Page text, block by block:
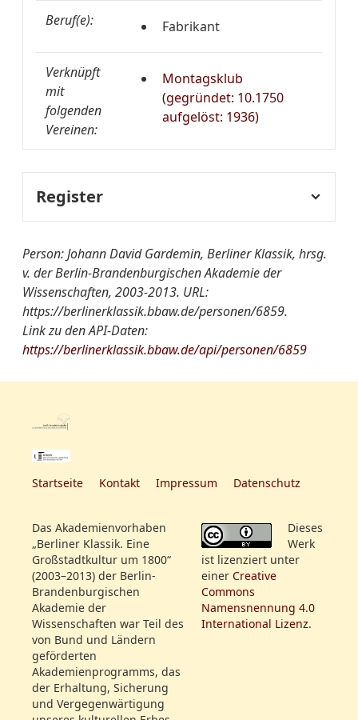
Beruf(e): Fabrikant
Verknüpft
mit
folgenden
Vereinen:
Montagsklub
(gegründet: 10.1750
aufgelöst: 1936)
Register
Wirtschaft
Gruppen/Vereinigungen-
Register:
Montagsclub
Person: Johann David Gardemin, Berliner Klassik, hrsg.
v. der Berlin-Brandenburgischen Akademie der
Wissenschaften, 2003-2013. URL:
https://berlinerklassik.bbaw.de/personen/6859.
Link zu den API-Daten:
https://berlinerklassik.bbaw.de/api/personen/6859
Startseite Kontakt Impressum Datenschutz
Das Akademienvorhaben
„Berliner Klassik. Eine
Großstadtkultur um 1800“
(2003–2013) der Berlin-
Brandenburgischen
Akademie der
Wissenschaften war Teil des
von Bund und Ländern
geförderten
Akademienprogramms, das
der Erhaltung, Sicherung
und Vergegenwärtigung
Dieses
Werk
ist lizenziert unter
einer Creative
Commons
Namensnennung 4.0
International Lizenz.